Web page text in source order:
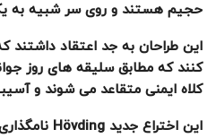
حجیم هستند و روی سر شبیه به
این طراحان به جد اعتقاد داشتند
کنند که مطابق سلیقه های روز
کلاه ایمنی متقاعد می شوند و
این اختراع جدید